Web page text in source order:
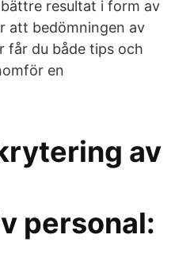
resultat i form av
att bedömningen av
får du både tips och
en
av
personal: